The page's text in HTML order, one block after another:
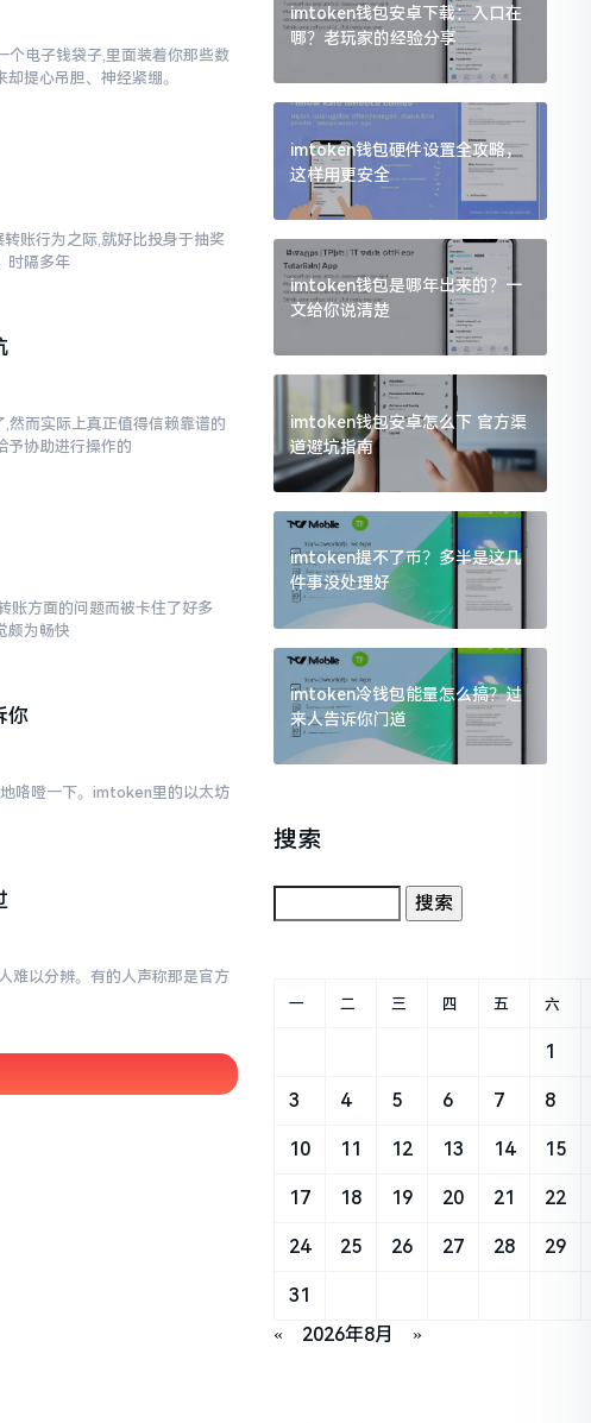
电子钱袋子,里面装着你那些数
提心吊胆、神经紧绷。
账行为之际,就好比投身于抽奖
时隔多年
然而实际上真正值得信赖靠谱的
予协助进行操作的
账方面的问题而被卡住了好多
颇为畅快
你
咯噔一下。imtoken里的以太坊
难以分辨。有的人声称那是官方
imtoken钱包安卓下载：入口在
哪？老玩家的经验分享
imtoken钱包硬件设置全攻略，
这样用更安全
imtoken钱包是哪年出来的？一
文给你说清楚
imtoken钱包安卓怎么下 官方渠
道避坑指南
imtoken提不了币？多半是这几
件事没处理好
imtoken冷钱包能量怎么搞？过
来人告诉你门道
搜索
« 2026年8月 »
一 二 三 四 五 六
1
3 4 5 6 7 8
10 11 12 13 14 15
17 18 19 20 21 22
24 25 26 27 28 29
31